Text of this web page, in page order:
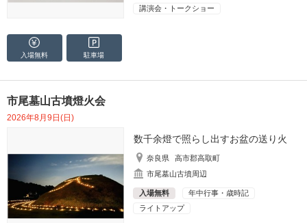
講演会・トークショー
入場無料 駐車場
市尾墓山古墳燈火会
2026年8月9日(日)
数千余燈で照らし出すお盆の送り火
奈良県
高市郡高取町
市尾墓山古墳周辺
入場無料
年中行事・歳時記
ライトアップ